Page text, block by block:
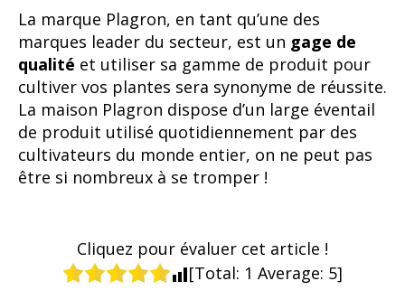
La marque Plagron, en tant qu’une des
marques leader du secteur, est un gage de
qualité et utiliser sa gamme de produit pour
cultiver vos plantes sera synonyme de réussite.
La maison Plagron dispose d’un large éventail
de produit utilisé quotidiennement par des
cultivateurs du monde entier, on ne peut pas
être si nombreux à se tromper !
Cliquez pour évaluer cet article !
[Total: 1 Average: 5]